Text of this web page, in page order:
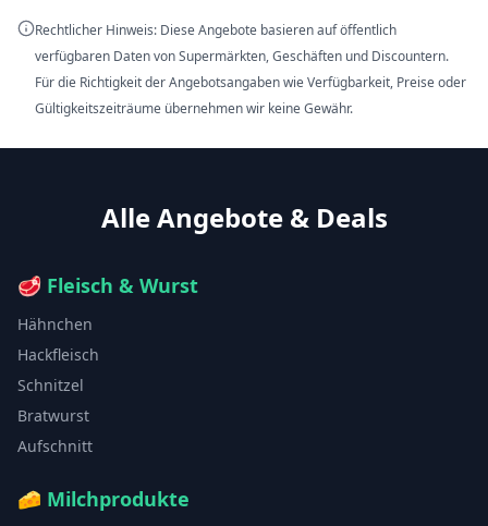
Rechtlicher Hinweis: Diese Angebote basieren auf öffentlich
verfügbaren Daten von Supermärkten, Geschäften und Discountern.
Für die Richtigkeit der Angebotsangaben wie Verfügbarkeit, Preise oder
Gültigkeitszeiträume übernehmen wir keine Gewähr.
Alle Angebote & Deals
🥩 Fleisch & Wurst
Hähnchen
Hackfleisch
Schnitzel
Bratwurst
Aufschnitt
🧀 Milchprodukte